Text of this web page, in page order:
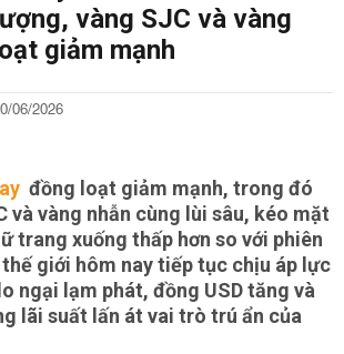
vàng SJC và vàng
giảm mạnh
06/2026
đồng loạt giảm mạnh, trong đó
và vàng nhẫn cùng lùi sâu, kéo mặt
trang xuống thấp hơn so với phiên
giới hôm nay tiếp tục chịu áp lực
ngại lạm phát, đồng USD tăng và
lãi suất lấn át vai trò trú ẩn của